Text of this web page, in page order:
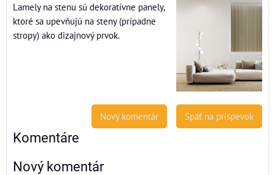
Lamely na stenu sú dekoratívne panely,
ktoré sa upevňujú na steny (prípadne
stropy) ako dizajnový prvok.
Späť na príspevok
Nový komentár
Komentáre
Nový komentár